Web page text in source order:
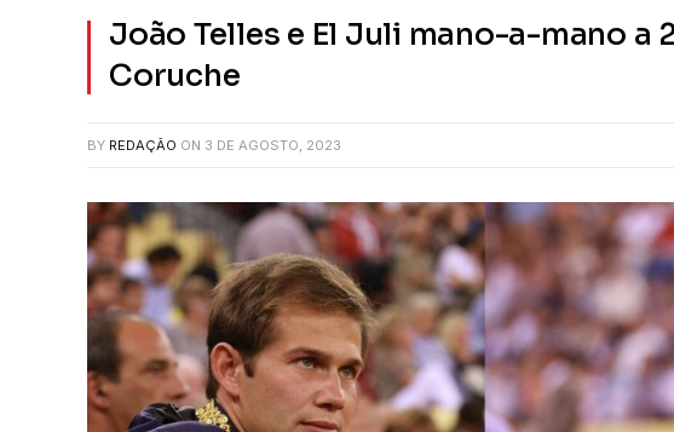
João Telles e El Juli mano-a-mano a
Coruche
BY REDAÇÃO ON 3 DE AGOSTO, 2023